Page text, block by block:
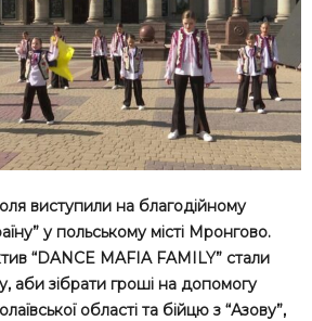
виступили на благодійному
у польському місті Мронгово.
“DANCE MAFIA FAMILY” стали
аби зібрати гроші на допомогу
області та бійцю з “Азову”,